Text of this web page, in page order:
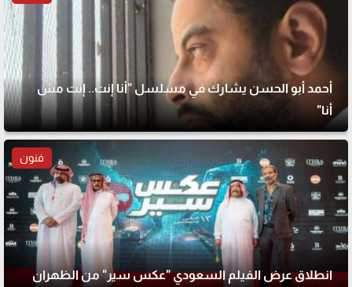
أحمد أبو الحسن يشارك في مسلسل "أنا إنت.. إنت مش
أنا"
فنون
انطلاق عرض الفيلم السعودي "عكس سير" من الظهران